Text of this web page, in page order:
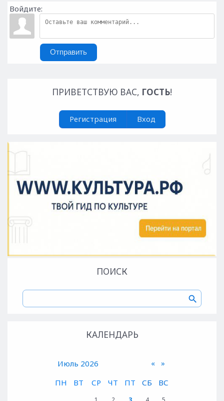
Войдите:
Отправить
ПРИВЕТСТВУЮ ВАС, ГОСТЬ!
Регистрация Вход
ПОИСК
КАЛЕНДАРЬ
«
Июль 2026
»
ПН
ВТ СР ЧТ ПТ СБ ВС